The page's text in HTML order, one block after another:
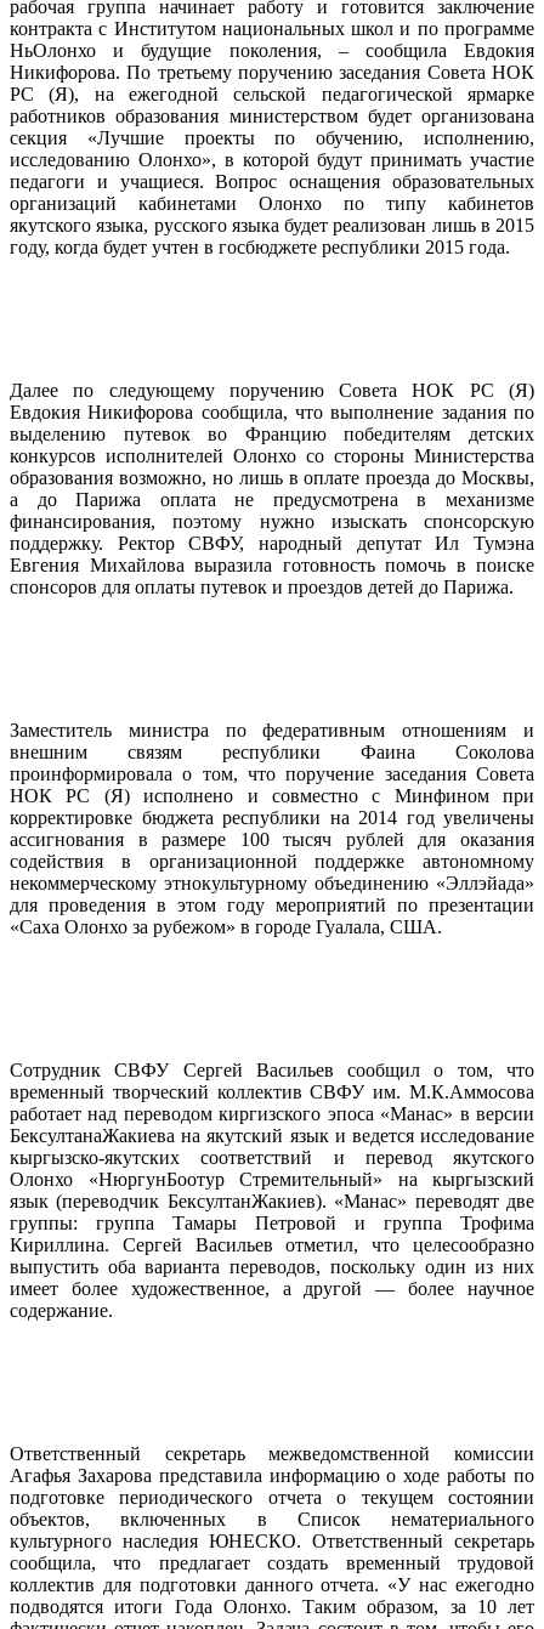
рабочая группа начинает работу и готовится заключение
контракта с Институтом национальных школ и по программе
НьОлонхо и будущие поколения, – сообщила Евдокия
Никифорова. По третьему поручению заседания Совета НОК
РС (Я), на ежегодной сельской педагогической ярмарке
работников образования министерством будет организована
секция «Лучшие проекты по обучению, исполнению,
исследованию Олонхо», в которой будут принимать участие
педагоги и учащиеся. Вопрос оснащения образовательных
организаций кабинетами Олонхо по типу кабинетов
якутского языка, русского языка будет реализован лишь в 2015
году, когда будет учтен в госбюджете республики 2015 года.
Далее по следующему поручению Совета НОК РС (Я)
Евдокия Никифорова сообщила, что выполнение задания по
выделению путевок во Францию победителям детских
конкурсов исполнителей Олонхо со стороны Министерства
образования возможно, но лишь в оплате проезда до Москвы,
а до Парижа оплата не предусмотрена в механизме
финансирования, поэтому нужно изыскать спонсорскую
поддержку. Ректор СВФУ, народный депутат Ил Тумэна
Евгения Михайлова выразила готовность помочь в поиске
спонсоров для оплаты путевок и проездов детей до Парижа.
Заместитель министра по федеративным отношениям и
внешним связям республики Фаина Соколова
проинформировала о том, что поручение заседания Совета
НОК РС (Я) исполнено и совместно с Минфином при
корректировке бюджета республики на 2014 год увеличены
ассигнования в размере 100 тысяч рублей для оказания
содействия в организационной поддержке автономному
некоммерческому этнокультурному объединению «Эллэйада»
для проведения в этом году мероприятий по презентации
«Саха Олонхо за рубежом» в городе Гуалала, США.
Сотрудник СВФУ Сергей Васильев сообщил о том, что
временный творческий коллектив СВФУ им. М.К.Аммосова
работает над переводом киргизского эпоса «Манас» в версии
БексултанаЖакиева на якутский язык и ведется исследование
кыргызско-якутских соответствий и перевод якутского
Олонхо «НюргунБоотур Стремительный» на кыргызский
язык (переводчик БексултанЖакиев). «Манас» переводят две
группы: группа Тамары Петровой и группа Трофима
Кириллина. Сергей Васильев отметил, что целесообразно
выпустить оба варианта переводов, поскольку один из них
имеет более художественное, а другой — более научное
содержание.
Ответственный секретарь межведомственной комиссии
Агафья Захарова представила информацию о ходе работы по
подготовке периодического отчета о текущем состоянии
объектов, включенных в Список нематериального
культурного наследия ЮНЕСКО. Ответственный секретарь
сообщила, что предлагает создать временный трудовой
коллектив для подготовки данного отчета. «У нас ежегодно
подводятся итоги Года Олонхо. Таким образом, за 10 лет